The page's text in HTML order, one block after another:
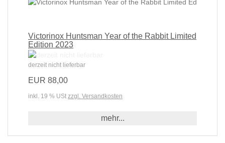
Victorinox Huntsman Year of the Rabbit Limited
Edition 2023
derzeit nicht lieferbar
EUR 88,00
inkl. 19 % USt zzgl. Versandkosten
mehr...